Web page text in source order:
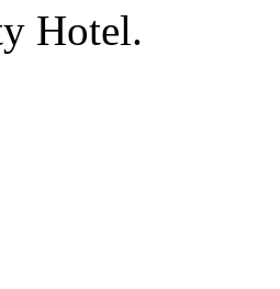
Hotel.